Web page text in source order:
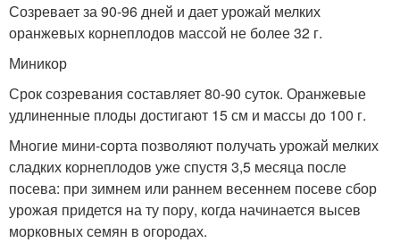
Созревает за 90-96 дней и дает урожай мелких
оранжевых корнеплодов массой не более 32 г.
Миникор
Срок созревания составляет 80-90 суток. Оранжевые
удлиненные плоды достигают 15 см и массы до 100 г.
Многие мини-сорта позволяют получать урожай мелких
сладких корнеплодов уже спустя 3,5 месяца после
посева: при зимнем или раннем весеннем посеве сбор
урожая придется на ту пору, когда начинается высев
морковных семян в огородах.